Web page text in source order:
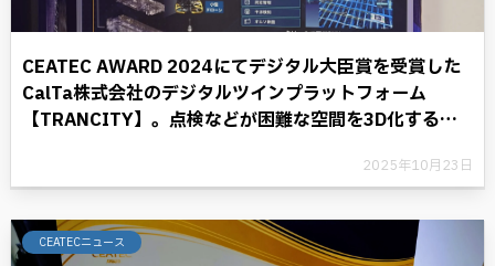
CEATEC AWARD 2024にてデジタル大臣賞を受賞した
CalTa株式会社のデジタルツインプラットフォーム
【TRANCITY】。点検などが困難な空間を3D化するこ
2025年10月23日
CEATECニュース